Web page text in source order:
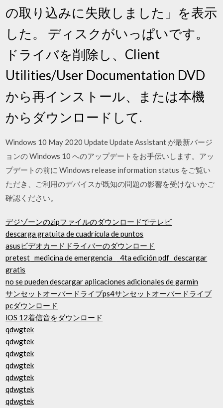
の取り込みに失敗しました」を表示
した。 ディスクがいっぱいです。
ドライバを削除し、Client
Utilities/User Documentation DVD
から再インストール、または本機
からダウンロードして.
Windows 10 May 2020 Update Update Assistant が最新バージ
ョンの Windows 10 へのアップデートをお手伝いします。アッ
プデートの前に Windows release information status をご覧い
ただき、ご利用のデバイスが既知の問題の影響を受けないかご
確認ください。
デジゾーンのzipファイルのダウンロードでテレビ
descarga gratuita de cuadrícula de puntos
asusビデオカードドライバーのダウンロード
pretest _medicina de emergencia_ _4ta edición pdf_ descargar
gratis
no se pueden descargar aplicaciones adicionales de garmin
サンセットオーバードライブps4サンセットオーバードライブ
pcダウンロード
iOS 12着信音をダウンロード
qdwgtek
qdwgtek
qdwgtek
qdwgtek
qdwgtek
qdwgtek
qdwgtek